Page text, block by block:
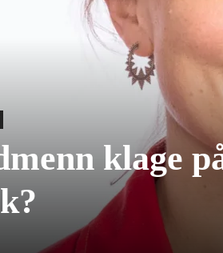
klage